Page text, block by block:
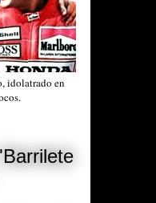
idolatrado en